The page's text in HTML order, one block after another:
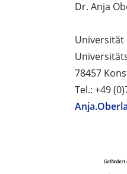
Dr. Anja
Universität
78457
Tel.: +49